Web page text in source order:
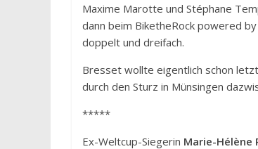
Maxime Marotte und Stéphane
dann beim BiketheRock powered
doppelt und dreifach.
Bresset wollte eigentlich schon
durch den Sturz in Münsingen
*****
Ex-Weltcup-Siegerin Marie-Hélène